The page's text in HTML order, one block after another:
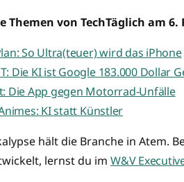
Themen von TechTäglich am 6.
So Ultra(teuer) wird das iPhone
Die KI ist Google 183.000 Dollar
Die App gegen Motorrad-Unfälle
KI statt Künstler
hält die Branche in Atem.
lernst du im W&V